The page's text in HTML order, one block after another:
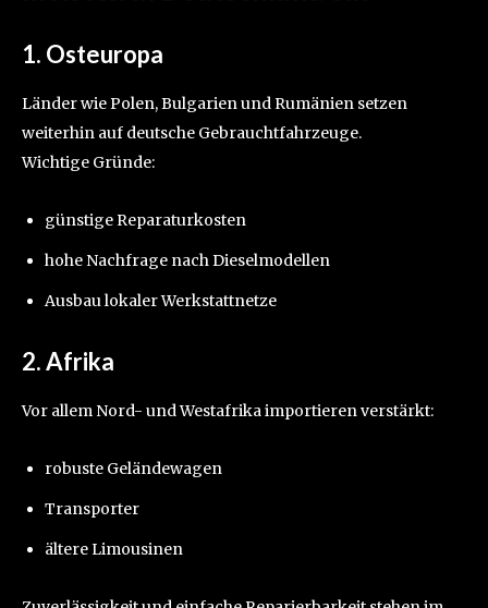
1. Osteuropa
Länder wie Polen, Bulgarien und Rumänien setzen
weiterhin auf deutsche Gebrauchtfahrzeuge.
Wichtige Gründe:
günstige Reparaturkosten
hohe Nachfrage nach Dieselmodellen
Ausbau lokaler Werkstattnetze
2. Afrika
Vor allem Nord- und Westafrika importieren verstärkt:
robuste Geländewagen
Transporter
ältere Limousinen